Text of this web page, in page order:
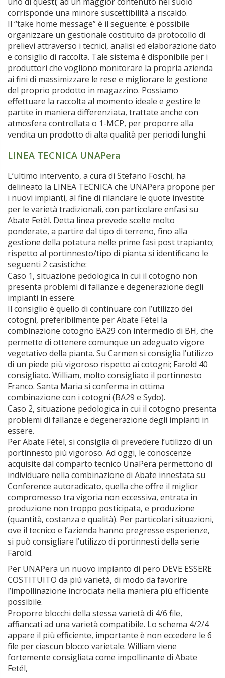
corrisponde una minore suscettibilità a riscaldo.
Il “take home message” è il seguente: è possibile
organizzare un gestionale costituito da protocollo di
prelievi attraverso i tecnici, analisi ed elaborazione dato
e consiglio di raccolta. Tale sistema è disponibile per i
produttori che vogliono monitorare la propria azienda
ai fini di massimizzare le rese e migliorare le gestione
del proprio prodotto in magazzino. Possiamo
effettuare la raccolta al momento ideale e gestire le
partite in maniera differenziata, trattate anche con
atmosfera controllata o 1-MCP, per proporre alla
vendita un prodotto di alta qualità per periodi lunghi.
LINEA TECNICA UNAPera
L’ultimo intervento, a cura di Stefano Foschi, ha
delineato la LINEA TECNICA che UNAPera propone per
i nuovi impianti, al fine di rilanciare le quote investite
per le varietà tradizionali, con particolare enfasi su
Abate Fetèl. Detta linea prevede scelte molto
ponderate, a partire dal tipo di terreno, fino alla
gestione della potatura nelle prime fasi post trapianto;
rispetto al portinnesto/tipo di pianta si identificano le
seguenti 2 casistiche:
Caso 1, situazione pedologica in cui il cotogno non
presenta problemi di fallanze e degenerazione degli
impianti in essere.
Il consiglio è quello di continuare con l’utilizzo dei
cotogni, preferibilmente per Abate Fétel la
combinazione cotogno BA29 con intermedio di BH, che
permette di ottenere comunque un adeguato vigore
vegetativo della pianta. Su Carmen si consiglia l’utilizzo
di un piede più vigoroso rispetto ai cotogni; Farold 40
consigliato. William, molto consigliato il portinnesto
Franco. Santa Maria si conferma in ottima
combinazione con i cotogni (BA29 e Sydo).
Caso 2, situazione pedologica in cui il cotogno presenta
problemi di fallanze e degenerazione degli impianti in
essere.
Per Abate Fétel, si consiglia di prevedere l’utilizzo di un
portinnesto più vigoroso. Ad oggi, le conoscenze
acquisite dal comparto tecnico UnaPera permettono di
individuare nella combinazione di Abate innestata su
Conference autoradicato, quella che offre il miglior
compromesso tra vigoria non eccessiva, entrata in
produzione non troppo posticipata, e produzione
(quantità, costanza e qualità). Per particolari situazioni,
ove il tecnico e l’azienda hanno pregresse esperienze,
si può consigliare l’utilizzo di portinnesti della serie
Farold.
Per UNAPera un nuovo impianto di pero DEVE ESSERE
COSTITUITO da più varietà, di modo da favorire
l’impollinazione incrociata nella maniera più efficiente
possibile.
Proporre blocchi della stessa varietà di 4/6 file,
affiancati ad una varietà compatibile. Lo schema 4/2/4
appare il più efficiente, importante è non eccedere le 6
file per ciascun blocco varietale. William viene
fortemente consigliata come impollinante di Abate
Fetél,